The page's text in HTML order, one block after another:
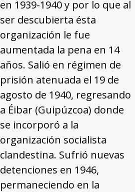
en 1939-1940 y por lo que al
ser descubierta ésta
organización le fue
aumentada la pena en 14
años. Salió en régimen de
prisión atenuada el 19 de
agosto de 1940, regresando
a Éibar (Guipúzcoa) donde
se incorporó a la
organización socialista
clandestina. Sufrió nuevas
detenciones en 1946,
permaneciendo en la